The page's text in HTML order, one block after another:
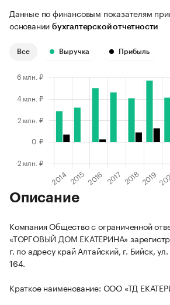
Данные по финансовым показателям
основании бухгалтерской отчетности
Все Выручка Прибыль
Описание
Компания Общество с ограниченной
«ТОРГОВЫЙ ДОМ ЕКАТЕРИНА»
г. по адресу край Алтайский, г. Бийск,
164.
Краткое наименование: ООО «ТД